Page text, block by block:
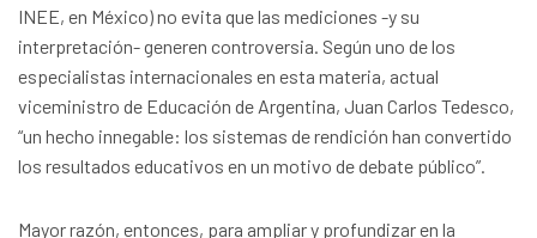
INEE, en México) no evita que las mediciones -y su
interpretación- generen controversia. Según uno de los
especialistas internacionales en esta materia, actual
viceministro de Educación de Argentina, Juan Carlos Tedesco,
“un hecho innegable: los sistemas de rendición han convertido
los resultados educativos en un motivo de debate público”.
Mayor razón, entonces, para ampliar y profundizar en la